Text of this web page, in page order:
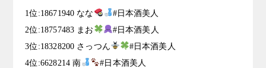
1位:18671940 なな
#日本酒美人
2位:18757483 まお
#日本酒美人
3位:18328200 さっつん
#日本酒美人
4位:6628214 南
#日本酒美人